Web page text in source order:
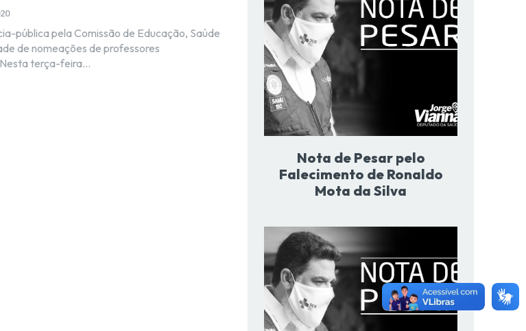
pública pela Comissão de Educação, Saúde
de nomeações de professores
concursados Por Kleber Karpov Nesta terça-feira...
Nota de Pesar pelo
Falecimento de Ronaldo
Mota da Silva